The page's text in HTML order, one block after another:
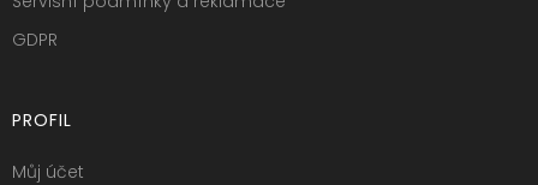
GDPR
PROFIL
Můj účet